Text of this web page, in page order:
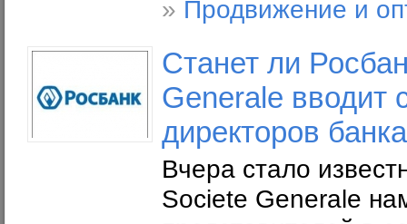
» Продвижение и
Станет ли
Generale вводит
директоров банка
Вчера стало
Societe Generale